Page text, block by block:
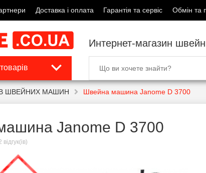
Доставка і оплата Гарантія та сервіс Обмін та
Интернет-магазин
ШВЕЙНИХ МАШИН Швейна машина Janome D 3700
Janome D 3700
відгук(ів)